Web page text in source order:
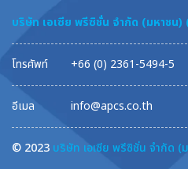
บริษัท เอเซีย พรีซิชั่น จำกัด (มหาชน)
โทรศัพท์ +66 (0) 2361-5494-5
อีเมล info@apcs.co.th
© 2023 บริษัท เอเซีย พรีซิชั่น จำกัด (